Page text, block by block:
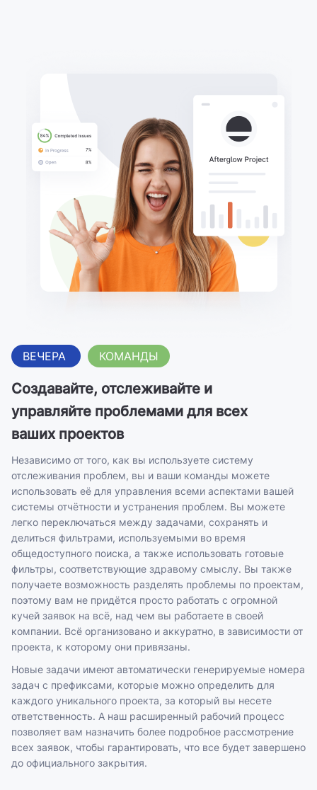
ВЕЧЕРА КОМАНДЫ
Создавайте, отслеживайте и
управляйте проблемами для всех
ваших проектов
Независимо от того, как вы используете систему
отслеживания проблем, вы и ваши команды можете
использовать её для управления всеми аспектами вашей
системы отчётности и устранения проблем. Вы можете
легко переключаться между задачами, сохранять и
делиться фильтрами, используемыми во время
общедоступного поиска, а также использовать готовые
фильтры, соответствующие здравому смыслу. Вы также
получаете возможность разделять проблемы по проектам,
поэтому вам не придётся просто работать с огромной
кучей заявок на всё, над чем вы работаете в своей
компании. Всё организовано и аккуратно, в зависимости от
проекта, к которому они привязаны.
Новые задачи имеют автоматически генерируемые номера
задач с префиксами, которые можно определить для
каждого уникального проекта, за который вы несете
ответственность. А наш расширенный рабочий процесс
позволяет вам назначить более подробное рассмотрение
всех заявок, чтобы гарантировать, что все будет завершено
до официального закрытия.